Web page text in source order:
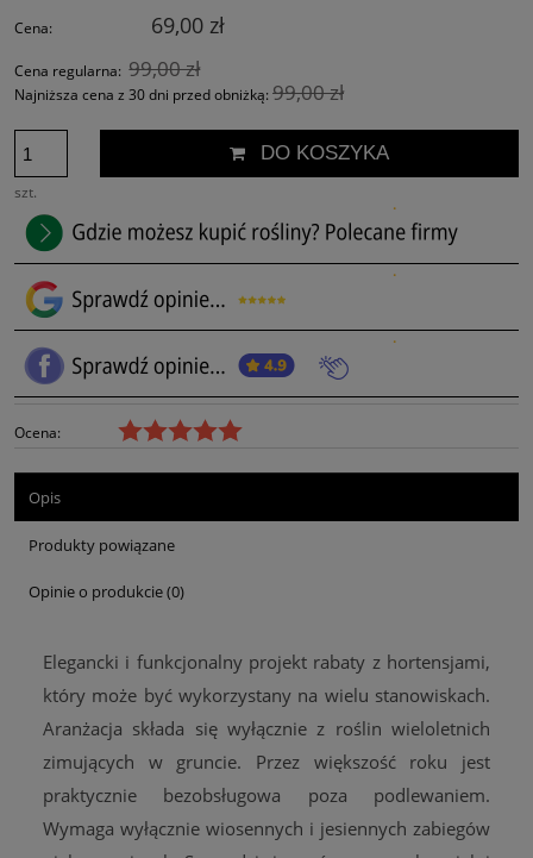
Cena: 69,00 zł
Cena regularna: 99,00 zł
Najniższa cena z 30 dni przed obniżką: 99,00 zł
szt.
DO KOSZYKA
Ocena:
Opis
Produkty powiązane
Opinie o produkcie (0)
Elegancki i funkcjonalny projekt rabaty z hortensjami,
który może być wykorzystany na wielu stanowiskach.
Aranżacja składa się wyłącznie z roślin wieloletnich
zimujących w gruncie. Przez większość roku jest
praktycznie bezobsługowa poza podlewaniem.
Wymaga wyłącznie wiosennych i jesiennych zabiegów